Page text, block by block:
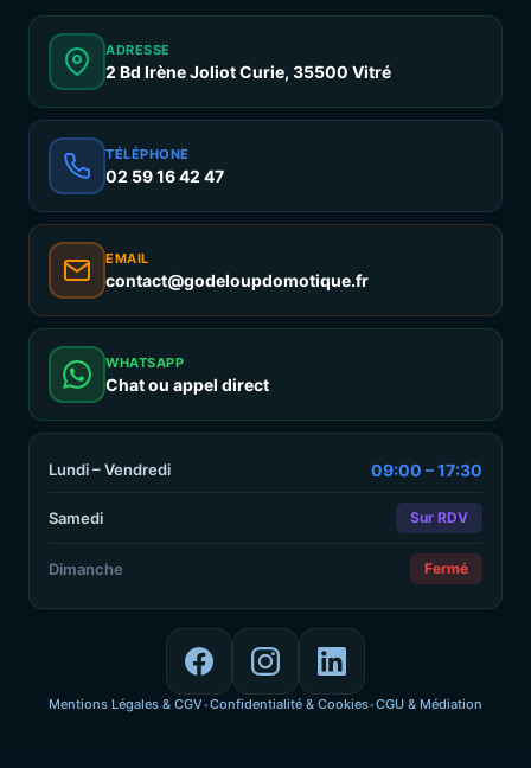
ADRESSE
2 Bd Irène Joliot Curie, 35500 Vitré
TÉLÉPHONE
02 59 16 42 47
EMAIL
contact@godeloupdomotique.fr
WHATSAPP
Chat ou appel direct
Lundi – Vendredi 09:00 – 17:30
Samedi Sur RDV
Dimanche Fermé
Mentions Légales & CGV•Confidentialité & Cookies•CGU & Médiation